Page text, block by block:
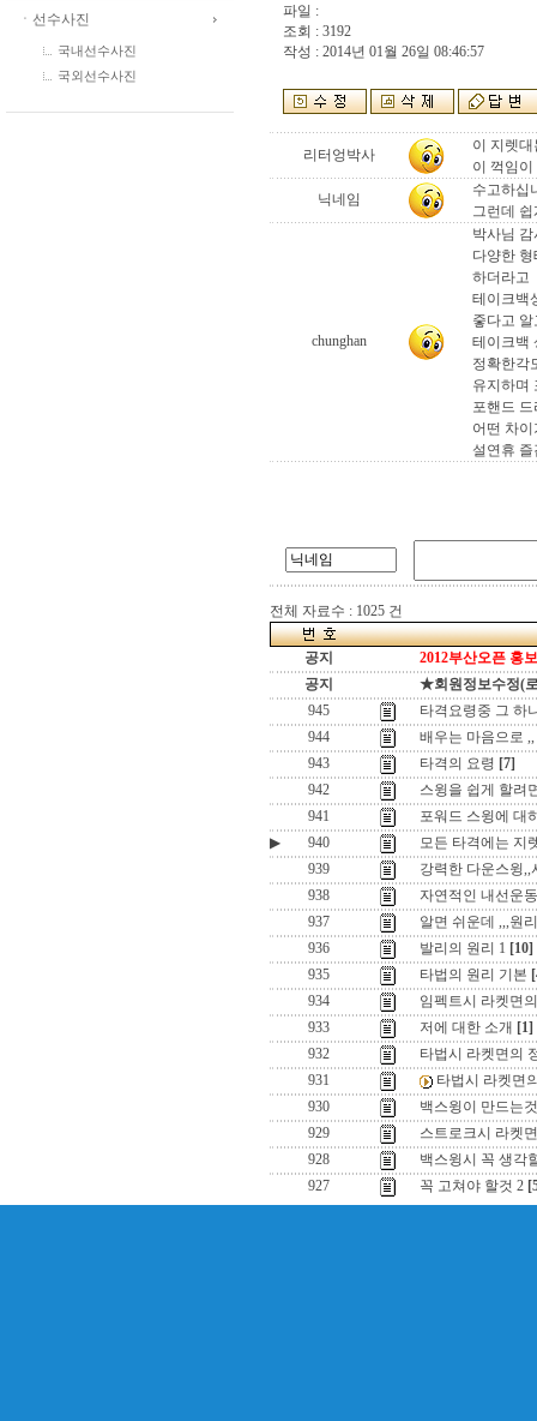
ㆍ선수사진
국내선수사진
국외선수사진
파일 :
조회 : 3192
작성 : 2014년 01월 26일 08:46:57
리터엉박사
이 지렛
이 꺽임
닉네임
수고하십
그런데
chunghan
박사님
다양한
하더라고
테이크백
줗다고
테이크백
정확한각
유지하며
포핸드
어떤 차
설연휴
전체 자료수 : 1025 건
공지
2012부산오픈 홍
공지
★회원정보수정(
945
타격요령중 그 하
944
배우는 마음으로 ,,
943
타격의 요령 [7]
942
스윙을 쉽게 할려
941
포워드 스윙에 대
▶
940
모든 타격에는 지
939
강력한 다운스윙,,
938
자연적인 내선운
937
알면 쉬운데 ,,,원
936
발리의 원리 1 [10]
935
타법의 원리 기본
934
임펙트시 라켓면
933
저에 대한 소개 [1]
932
타법시 라켓면의
931
타법시 라켓면
930
백스윙이 만드는
929
스트로크시 라켓
928
백스윙시 꼭 생각
927
꼭 고쳐야 할것 2